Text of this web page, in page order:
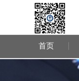
首页